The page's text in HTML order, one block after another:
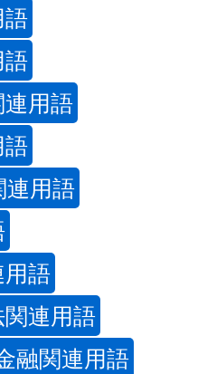
用語
連用語
語
連用語
融関連用語